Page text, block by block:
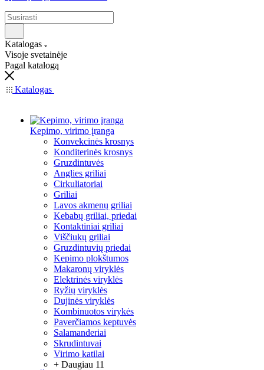
Katalogas
Visoje svetainėje
Pagal katalogą
Katalogas
Kepimo, virimo įranga
Konvekcinės krosnys
Konditerinės krosnys
Gruzdintuvės
Anglies griliai
Cirkuliatoriai
Griliai
Lavos akmenų griliai
Kebabų griliai, priedai
Kontaktiniai griliai
Viščiukų griliai
Gruzdintuvių priedai
Kepimo plokštumos
Makaronų viryklės
Elektrinės viryklės
Ryžių viryklės
Dujinės viryklės
Kombinuotos virykės
Paverčiamos keptuvės
Salamanderiai
Skrudintuvai
Virimo katilai
+ Daugiau 11